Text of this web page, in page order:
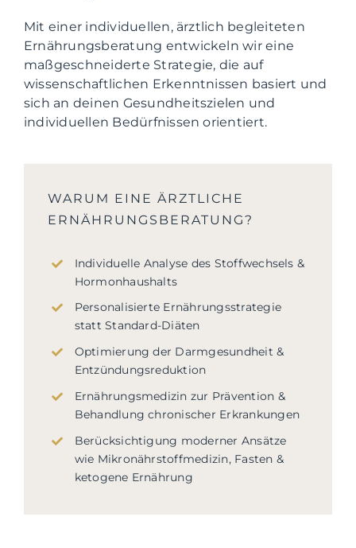
Mit einer individuellen, ärztlich begleiteten
Ernährungsberatung entwickeln wir eine
maßgeschneiderte Strategie, die auf
wissenschaftlichen Erkenntnissen basiert und
sich an deinen Gesundheitszielen und
individuellen Bedürfnissen orientiert.
WARUM EINE ÄRZTLICHE
ERNÄHRUNGSBERATUNG?
Individuelle Analyse des Stoffwechsels &
Hormonhaushalts
Personalisierte Ernährungsstrategie
statt Standard-Diäten
Optimierung der Darmgesundheit &
Entzündungsreduktion
Ernährungsmedizin zur Prävention &
Behandlung chronischer Erkrankungen
Berücksichtigung moderner Ansätze
wie Mikronährstoffmedizin, Fasten &
ketogene Ernährung